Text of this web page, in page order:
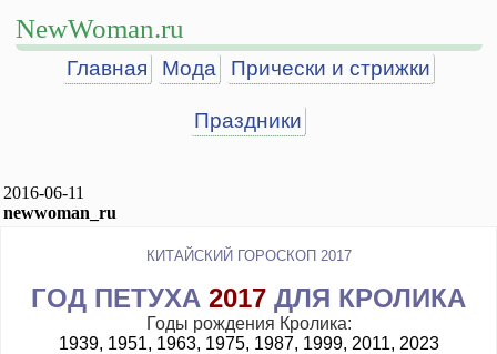
NewWoman.ru
Главная Мода Прически и стрижки
Праздники
2016-06-11
newwoman_ru
КИТАЙСКИЙ ГОРОСКОП 2017
ГОД ПЕТУХА 2017 ДЛЯ КРОЛИКА
Годы рождения Кролика:
1939, 1951, 1963, 1975, 1987, 1999, 2011, 2023